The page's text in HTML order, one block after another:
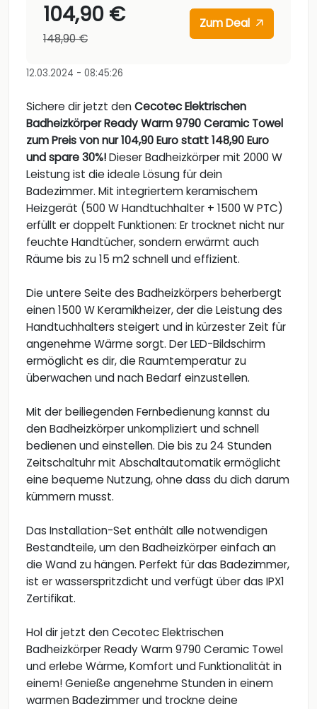
104,90 €
148,90 €
Zum Deal
12.03.2024 - 08:45:26
Sichere dir jetzt denCecotec Elektrischen
Badheizkörper Ready Warm 9790 Ceramic Towel
zum Preis von nur 104,90 Euro statt 148,90 Euro
und spare 30%!Dieser Badheizkörper mit 2000 W
Leistung ist die ideale Lösung für dein
Badezimmer. Mit integriertem keramischem
Heizgerät (500 W Handtuchhalter + 1500 W PTC)
erfüllt er doppelt Funktionen: Er trocknet nicht nur
feuchte Handtücher, sondern erwärmt auch
Räume bis zu 15 m2 schnell und effizient.
Die untere Seite des Badheizkörpers beherbergt
einen 1500 W Keramikheizer, der die Leistung des
Handtuchhalters steigert und in kürzester Zeit für
angenehme Wärme sorgt. Der LED-Bildschirm
ermöglicht es dir, die Raumtemperatur zu
überwachen und nach Bedarf einzustellen.
Mit der beiliegenden Fernbedienung kannst du
den Badheizkörper unkompliziert und schnell
bedienen und einstellen. Die bis zu 24 Stunden
Zeitschaltuhr mit Abschaltautomatik ermöglicht
eine bequeme Nutzung, ohne dass du dich darum
kümmern musst.
Das Installation-Set enthält alle notwendigen
Bestandteile, um den Badheizkörper einfach an
die Wand zu hängen. Perfekt für das Badezimmer,
ist er wasserspritzdicht und verfügt über das IPX1
Zertifikat.
Hol dir jetzt den Cecotec Elektrischen
Badheizkörper Ready Warm 9790 Ceramic Towel
und erlebe Wärme, Komfort und Funktionalität in
einem! Genieße angenehme Stunden in einem
warmen Badezimmer und trockne deine